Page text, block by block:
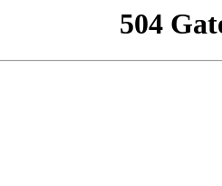
504